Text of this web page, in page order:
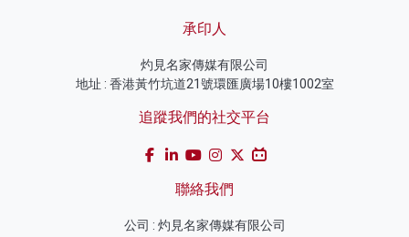
承印人
灼見名家傳媒有限公司
地址 : 香港黃竹坑道21號環匯廣場10樓1002室
追蹤我們的社交平台
聯絡我們
公司 : 灼見名家傳媒有限公司